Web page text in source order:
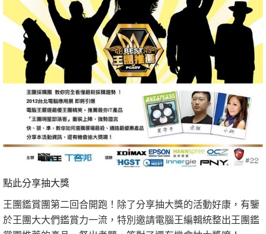
點此分享抽大獎
王團鑑賞團第二回合開跑！除了分享抽大獎的活動好康，有鑒
於王團大大們鑑賞力一流，特別邀請電腦王編輯統整出王團鑑